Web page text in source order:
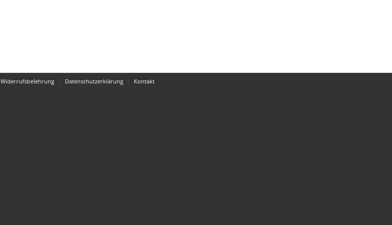
Widerrufsbelehrung Datenschutzerklärung Kontakt